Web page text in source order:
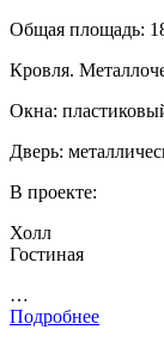
Общая площадь:
Кровля.
Окна:
Дверь:
В проекте:
Холл
Гостиная
…
Подробнее